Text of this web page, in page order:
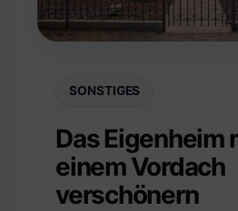
SONSTIGES
Das Eigenheim
einem Vordach
verschönern